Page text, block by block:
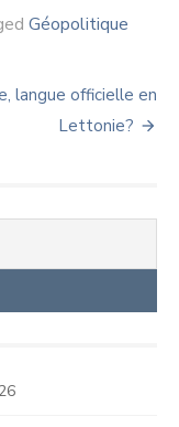
Géopolitique
langue officielle en
Lettonie?